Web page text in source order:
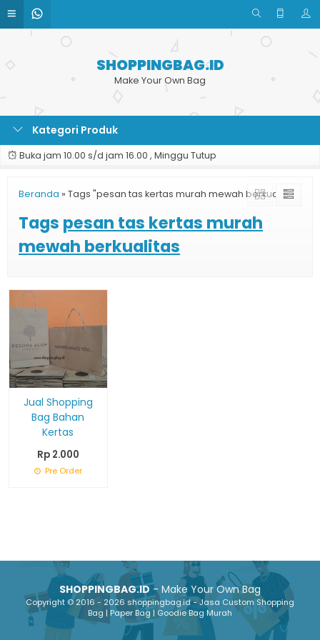
SHOPPINGBAG.ID
Make Your Own Bag
Kategori Produk
Buka jam 10.00 s/d jam 16.00 , Minggu Tutup
Beranda » Tags "pesan tas kertas murah mewah berkualitas"
Tags pesan tas kertas murah
mewah berkualitas
Jual Shopping
Bag Bahan
Kertas
Rp 2.000
Pre Order
SHOPPINGBAG.ID- Make Your Own Bag
Copyright © 2016 - 2026 shoppingbag.id - Jasa Custom Shopping
Bag | Paper Bag | Goodie Bag Murah